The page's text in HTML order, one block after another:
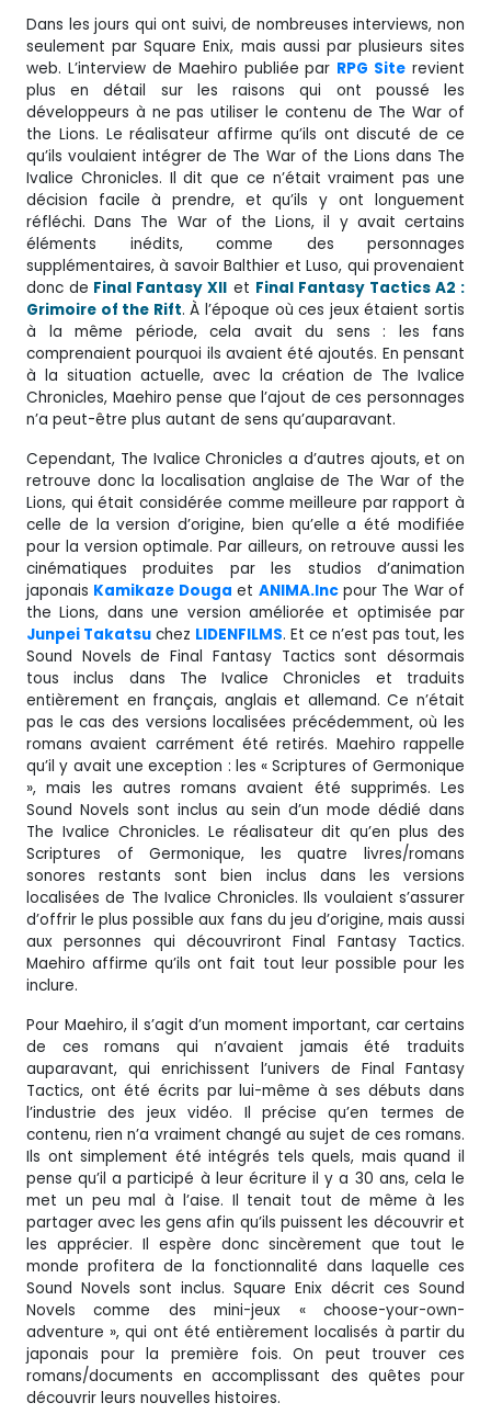
Dans les jours qui ont suivi, de nombreuses interviews, non
seulement par Square Enix, mais aussi par plusieurs sites
web. L’interview de Maehiro publiée par RPG Site revient
plus en détail sur les raisons qui ont poussé les
développeurs à ne pas utiliser le contenu de The War of
the Lions. Le réalisateur affirme qu’ils ont discuté de ce
qu’ils voulaient intégrer de The War of the Lions dans The
Ivalice Chronicles. Il dit que ce n’était vraiment pas une
décision facile à prendre, et qu’ils y ont longuement
réfléchi. Dans The War of the Lions, il y avait certains
éléments inédits, comme des personnages
supplémentaires, à savoir Balthier et Luso, qui provenaient
donc de Final Fantasy XII et Final Fantasy Tactics A2 :
Grimoire of the Rift. À l’époque où ces jeux étaient sortis
à la même période, cela avait du sens : les fans
comprenaient pourquoi ils avaient été ajoutés. En pensant
à la situation actuelle, avec la création de The Ivalice
Chronicles, Maehiro pense que l’ajout de ces personnages
n’a peut-être plus autant de sens qu’auparavant.
Cependant, The Ivalice Chronicles a d’autres ajouts, et on
retrouve donc la localisation anglaise de The War of the
Lions, qui était considérée comme meilleure par rapport à
celle de la version d’origine, bien qu’elle a été modifiée
pour la version optimale. Par ailleurs, on retrouve aussi les
cinématiques produites par les studios d’animation
japonais Kamikaze Douga et ANIMA.Incpour The War of
the Lions, dans une version améliorée et optimisée par
Junpei Takatsu chez LIDENFILMS. Et ce n’est pas tout, les
Sound Novels de Final Fantasy Tactics sont désormais
tous inclus dans The Ivalice Chronicles et traduits
entièrement en français, anglais et allemand. Ce n’était
pas le cas des versions localisées précédemment, où les
romans avaient carrément été retirés. Maehiro rappelle
qu’il y avait une exception : les « Scriptures of Germonique
», mais les autres romans avaient été supprimés. Les
Sound Novels sont inclus au sein d’un mode dédié dans
The Ivalice Chronicles. Le réalisateur dit qu’en plus des
Scriptures of Germonique, les quatre livres/romans
sonores restants sont bien inclus dans les versions
localisées de The Ivalice Chronicles. Ils voulaient s’assurer
d’offrir le plus possible aux fans du jeu d’origine, mais aussi
aux personnes qui découvriront Final Fantasy Tactics.
Maehiro affirme qu’ils ont fait tout leur possible pour les
inclure.
Pour Maehiro, il s’agit d’un moment important, car certains
de ces romans qui n’avaient jamais été traduits
auparavant, qui enrichissent l’univers de Final Fantasy
Tactics, ont été écrits par lui-même à ses débuts dans
l’industrie des jeux vidéo. Il précise qu’en termes de
contenu, rien n’a vraiment changé au sujet de ces romans.
Ils ont simplement été intégrés tels quels, mais quand il
pense qu’il a participé à leur écriture il y a 30 ans, cela le
met un peu mal à l’aise. Il tenait tout de même à les
partager avec les gens afin qu’ils puissent les découvrir et
les apprécier. Il espère donc sincèrement que tout le
monde profitera de la fonctionnalité dans laquelle ces
Sound Novels sont inclus. Square Enix décrit ces Sound
Novels comme des mini-jeux « choose-your-own-
adventure », qui ont été entièrement localisés à partir du
japonais pour la première fois. On peut trouver ces
romans/documents en accomplissant des quêtes pour
découvrir leurs nouvelles histoires.